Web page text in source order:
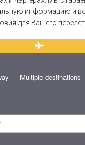
информацию и
для Вашего